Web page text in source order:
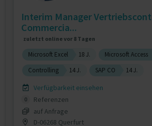
Interim Manager
Commercia...
zuletzt online vor 8 Tagen
Microsoft Excel 18 J. Microsoft Access
Controlling
14 J. SAP CO 14 J.
Verfügbarkeit einsehen
0
Referenzen
auf Anfrage
D-06268 Querfurt